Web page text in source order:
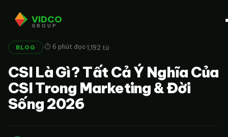
VIDCO
GROUP
BLOG ·⏱ 6 phút đọc·1,192 từ
CSI Là Gì? Tất Cả Ý Nghĩa Của
CSI Trong Marketing & Đời
Sống 2026